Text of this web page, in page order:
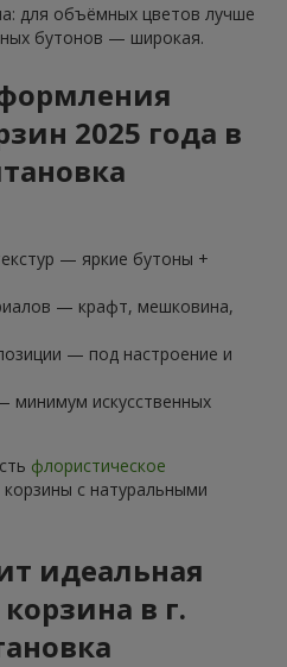
для объёмных цветов лучше
бутонов — широкая.
2025 года в
— яркие бутоны +
— крафт, мешковина,
— под настроение и
минимум искусственных
флористическое
с натуральными
идеальная
в г.